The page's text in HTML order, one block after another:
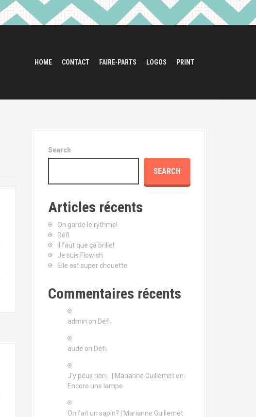
HOME CONTACT FAIRE-PARTS LOGOS PRINT
Search
SEARCH
Articles récents
On garde le rythme!
Défi
Il faut que ça brille!
Je suis Flowish
Elle est super chouette
Commentaires récents
admin on Défi
aude on Défi
J’y peux rien… | Marianne Guillemet on
Encore une lampe
On fait un sapin? | Marianne Guillemet